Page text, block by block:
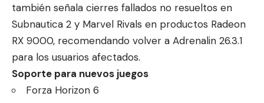
también señala cierres fallados no resueltos en
Subnautica 2 y Marvel Rivals en productos Radeon
RX 9000, recomendando volver a Adrenalin 26.3.1
para los usuarios afectados.
Soporte para nuevos juegos
Forza Horizon 6